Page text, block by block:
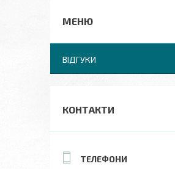
ВІДГУКИ
КОНТАКТИ